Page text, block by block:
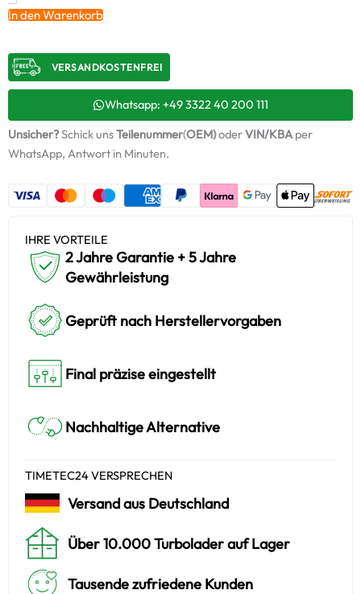
SEAT
2.0
–
03G253016E
/
Menge
In den Warenkorb
VERSANDKOSTENFREI​
Whatsapp: +49 3322 40 200 111
Unsicher?Schick unsTeilenummer(OEM)oderVIN/KBA per
WhatsApp, Antwort in Minuten.
IHRE VORTEILE
2 Jahre Garantie + 5 Jahre
Gewährleistung
Geprüft nach Herstellervorgaben
Final präzise eingestellt
Nachhaltige Alternative
TIMETEC24 VERSPRECHEN
Versand aus Deutschland
Über 10.000 Turbolader auf Lager
Tausende zufriedene Kunden